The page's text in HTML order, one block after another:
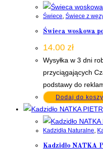
Świece, Świece z
Świeca woskowa
14.00 zł
Wysyłka w 3 dni
przyciągających
podstawy do
Dodaj do
Kadzidła Naturalne,
Kadzidło NATKA